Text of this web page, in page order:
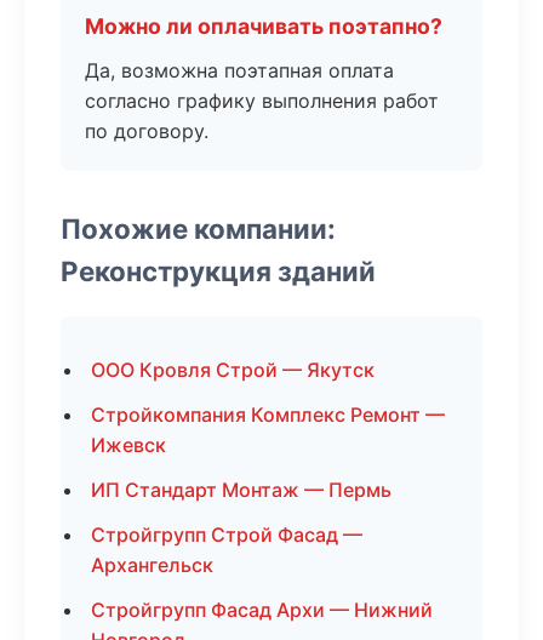
Можно ли оплачивать поэтапно?
Да, возможна поэтапная оплата
согласно графику выполнения работ
по договору.
Похожие компании:
Реконструкция зданий
ООО Кровля Строй — Якутск
Стройкомпания Комплекс Ремонт —
Ижевск
ИП Стандарт Монтаж — Пермь
Стройгрупп Строй Фасад —
Архангельск
Стройгрупп Фасад Архи — Нижний